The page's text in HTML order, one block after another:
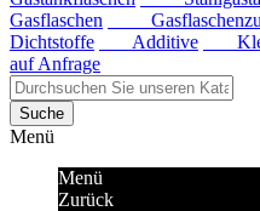
Gasflaschen
Dichtstoffe
Additive
auf Anfrage
Suche
Menü
Menü
Zurück